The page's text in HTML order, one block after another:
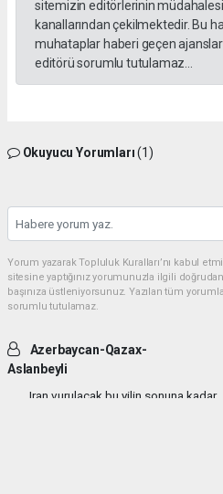
sitemizin editörlerinin
kanallarından çekilmektedir. Bu
muhataplar haberi geçen
editörü sorumlu tutulamaz...
Okuyucu Yorumları(1)
Yorum yazarak Topluluk Kuralları’nı kabul
sitesine yaptığınız yorumunuzla ilgili
başınıza üstleniyorsunuz. Yazılan tüm
sorumlu tutulamaz.
Azerbaycan-Qazax-
Aslanbeyli
Iran vurulacak bu yilin sonuna kadar...